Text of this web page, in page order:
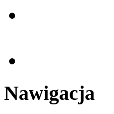
Nawigacja